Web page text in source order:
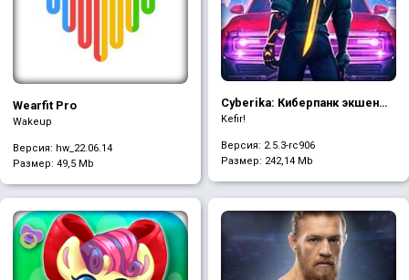
Wearfit Pro
Wakeup
Версия: hw_22.06.14
Размер: 49,5 Mb
Cyberika: Киберпанк экшен
RPG
Kefir!
Версия: 2.5.3-rc906
Размер: 242,14 Mb